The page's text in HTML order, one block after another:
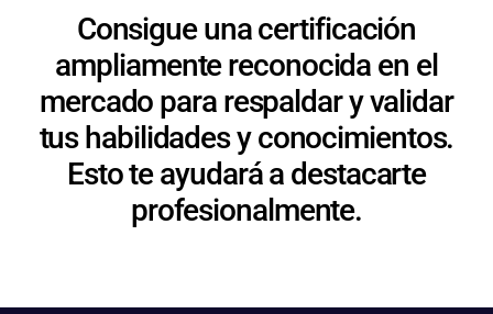
Consigue una certificación
ampliamente reconocida en el
mercado para respaldar y validar
tus habilidades y conocimientos.
Esto te ayudará a destacarte
profesionalmente.